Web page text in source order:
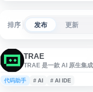
排序 发布 更新
TRAE
TRAE 是一款 AI 原生集
能编码、代码生成、调试修
复与前端实时预览等功能。
代码助手 # AI # AI IDE